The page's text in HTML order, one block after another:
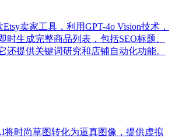
卖家工具，利用GPT-4o Vision技术，
时生成完整商品列表，包括SEO标题、
还提供关键词研究和店铺自动化功能。
将时尚草图转化为逼真图像，提供虚拟